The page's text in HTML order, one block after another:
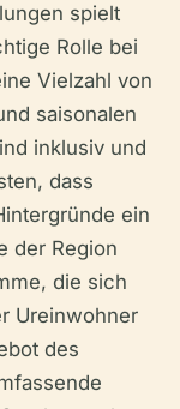
spielt
Rolle bei
Vielzahl von
saisonalen
inklusiv und
dass
ein
der Region
die sich
Ureinwohner
des